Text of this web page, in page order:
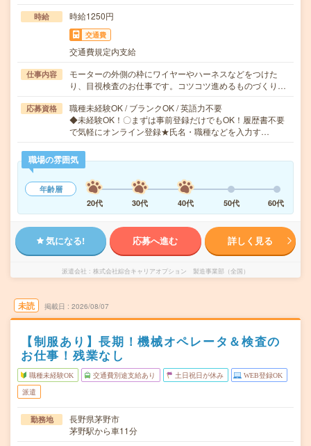
時給 時給1250円
交通費
交通費規定内支給
仕事内容
モーターの外側の枠にワイヤーやハーネスなどをつけた
り、目視検査のお仕事です。コツコツ進めるものづくり…
応募資格
職種未経験OK / ブランクOK / 英語力不要
◆未経験OK！〇まずは事前登録だけでもOK！履歴書不要
で気軽にオンライン登録★氏名・職種などを入力す…
職場の雰囲気
年齢層
20代
30代 40代 50代 60代
気になる! 応募へ進む 詳しく見る
派遣会社 株式会社綜合キャリアオプション 製造事業部（全国）
未読 掲載日 2026/08/07
【制服あり】長期！機械オペレータ＆検査の
お仕事！残業なし
職種未経験OK 交通費別途支給あり 土日祝日が休み WEB登録OK
派遣
勤務地
長野県茅野市
茅野駅から車11分